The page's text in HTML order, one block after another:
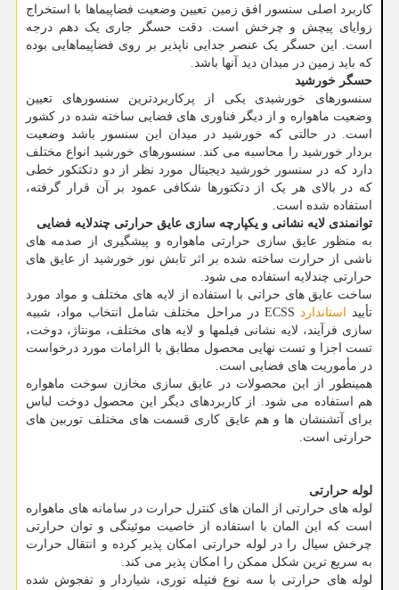
کاربرد اصلی سنسور افق زمین تعیین وضعیت فضاپیماها با استخراج
زوایای پیچش و چرخش است. دقت حسگر جاری یک دهم درجه
است. این حسگر یک عنصر جدایی ناپذیر بر روی فضاپیماهایی بوده
که باید زمین در میدان دید آنها باشد.
حسگر خورشید
سنسورهای خورشیدی یکی از پرکاربردترین سنسورهای تعیین
وضعیت ماهواره و از دیگر فناوری های فضایی ساخته شده در کشور
است. در حالتی که خورشید در میدان این سنسور باشد وضعیت
بردار خورشید را محاسبه می کند. سنسورهای خورشید انواع مختلف
دارد که در سنسور خورشید دیجیتال مورد نظر از دو دتکتکور خطی
که در بالای هر یک از دتکتورها شکافی عمود بر آن قرار گرفته،
استفاده شده است.
توانمندی لایه نشانی و یکپارچه سازی عایق حرارتی چندلایه فضایی
به منظور عایق سازی حرارتی ماهواره و پیشگیری از صدمه های
ناشی از حرارت ساخته شده بر اثر تابش نور خورشید از عایق های
حرارتی چندلایه استفاده می شود.
ساخت عایق های حراتی با استفاده از لایه های مختلف و مواد مورد
تأیید
استاندارد
ECSS در مراحل مختلف شامل انتخاب مواد، شبیه
سازی فرآیند، لایه نشانی فیلمها و لایه های مختلف، مونتاژ، دوخت،
تست اجزا و تست نهایی محصول مطابق با الزامات مورد درخواست
در مأموریت های فضایی است.
همینطور از این محصولات در عایق سازی مخازن سوخت ماهواره
هم استفاده می شود. از کاربردهای دیگر این محصول دوخت لباس
برای آتشنشان ها و هم عایق کاری قسمت های مختلف توربین های
حرارتی است.
لوله حرارتی
لوله های حرارتی از المان های کنترل حرارت در سامانه های ماهواره
است که این المان با استفاده از خاصیت موئینگی و توان حرارتی
چرخش سیال را در لوله حرارتی امکان پذیر کرده و انتقال حرارت
به سریع ترین شکل ممکن را امکان پذیر می کند.
لوله های حرارتی با سه نوع فتیله توری، شیاردار و تفجوش شده